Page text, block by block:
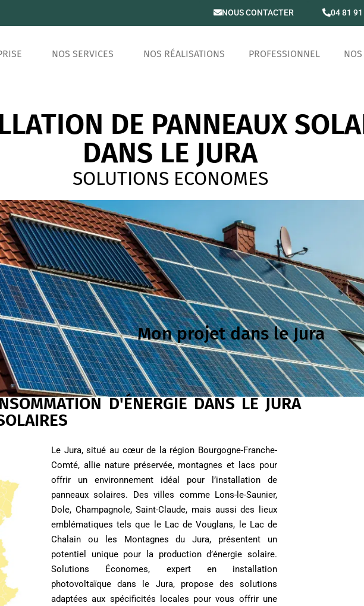
NOUS CONTACTER 04 81
NOS SERVICES NOS RÉALISATIONS PROFESSIONNEL
DE PANNEAUX
DANS LE JURA
SOLUTIONS ECONOMES
Mon projet dans le Jura
D'ÉNERGIE DANS LE JURA
Le Jura, situé au cœur de la région Bourgogne-Franche-
Comté, allie nature préservée, montagnes et lacs pour
offrir un environnement idéal pour l’installation de
panneaux solaires. Des villes comme Lons-le-Saunier,
Dole, Champagnole, Saint-Claude, mais aussi des lieux
emblématiques tels que le Lac de Vouglans, le Lac de
Chalain ou les Montagnes du Jura, présentent un
potentiel unique pour la production d’énergie solaire.
Solutions Économes, expert en installation
photovoltaïque dans le Jura, propose des solutions
adaptées aux spécificités locales pour vous offrir une